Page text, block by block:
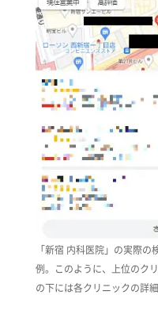
「新宿 内科医院」の実際
例。このように、上位のク
の下には各クリニックの詳